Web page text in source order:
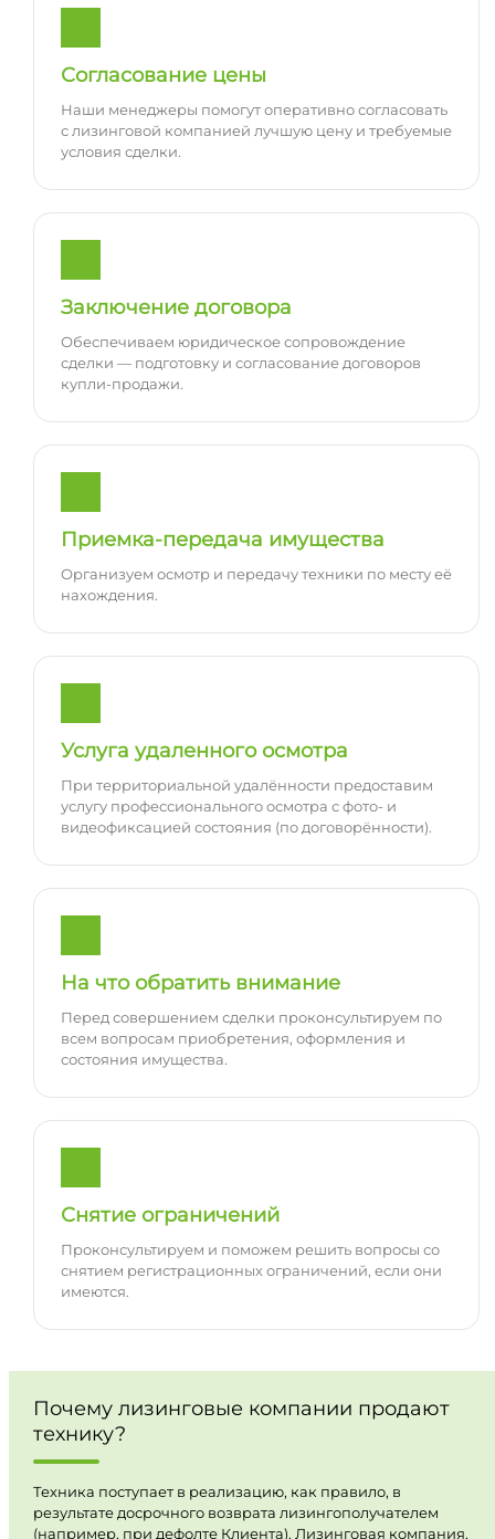
Согласование цены
Наши менеджеры помогут оперативно согласовать
с лизинговой компанией лучшую цену и требуемые
условия сделки.
Заключение договора
Обеспечиваем юридическое сопровождение
сделки — подготовку и согласование договоров
купли-продажи.
Приемка-передача имущества
Организуем осмотр и передачу техники по месту её
нахождения.
Услуга удаленного осмотра
При территориальной удалённости предоставим
услугу профессионального осмотра с фото- и
видеофиксацией состояния (по договорённости).
На что обратить внимание
Перед совершением сделки проконсультируем по
всем вопросам приобретения, оформления и
состояния имущества.
Снятие ограничений
Проконсультируем и поможем решить вопросы со
снятием регистрационных ограничений, если они
имеются.
Почему лизинговые компании продают
технику?
Техника поступает в реализацию, как правило, в
результате досрочного возврата лизингополучателем
(например, при дефолте Клиента). Лизинговая компания,